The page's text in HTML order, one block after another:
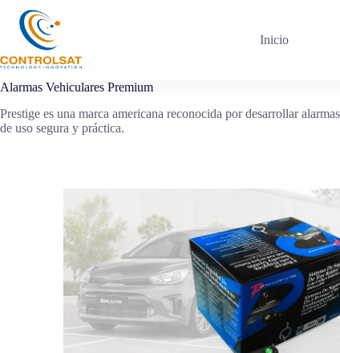
content
Inicio
Alarmas Vehiculares Premium
Prestige es una marca americana reconocida por desarrollar
de uso segura y práctica.